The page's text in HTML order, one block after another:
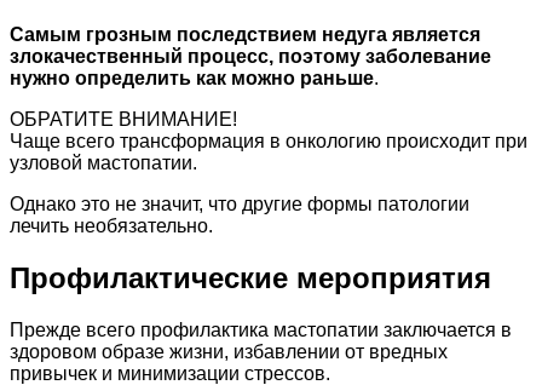
Самым грозным последствием недуга является
злокачественный процесс, поэтому заболевание
нужно определить как можно раньше.
ОБРАТИТЕ ВНИМАНИЕ!
Чаще всего трансформация в онкологию происходит при
узловой мастопатии.
Однако это не значит, что другие формы патологии
лечить необязательно.
Профилактические мероприятия
Прежде всего профилактика мастопатии заключается в
здоровом образе жизни, избавлении от вредных
привычек и минимизации стрессов.